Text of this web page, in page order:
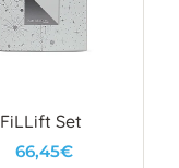
FiLLift Set
66,45€